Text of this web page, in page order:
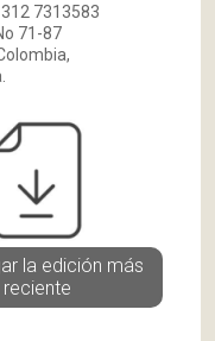
7313583
71-87
la edición más
reciente